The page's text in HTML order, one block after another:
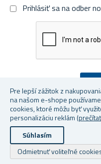
Pre lepší zážitok z
na našom e-shope
cookies, ktoré môžu byť
personalizáciu reklám
Súhlasím
Odmietnuť voliteľné
Prihlásiť sa na odber
Autorské práva a kopírovanie;